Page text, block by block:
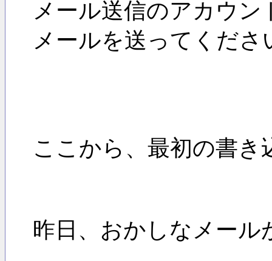
メール送信のアカウ
メールを送ってくださ
ここから、最初の書き
昨日、おかしなメール